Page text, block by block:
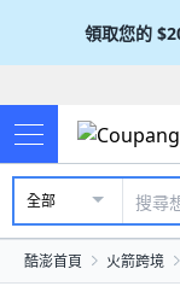
領取您的
全部
酷澎首頁 火箭跨境